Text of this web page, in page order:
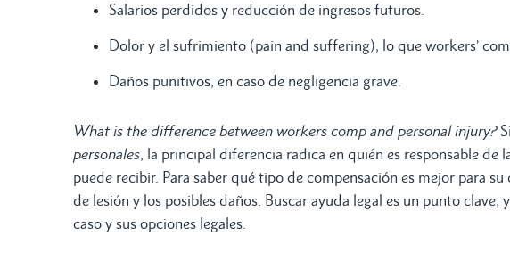
Salarios perdidos y reducción de ingresos futuros.
Dolor y el sufrimiento (pain and suffering), lo que workers’
Daños punitivos, en caso de negligencia grave.
What is the difference between workers comp and personal injury?
personales, la principal diferencia radica en quién es responsable de
puede recibir. Para saber qué tipo de compensación es mejor para
de lesión y los posibles daños. Buscar ayuda legal es un punto clave,
caso y sus opciones legales.